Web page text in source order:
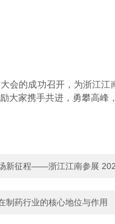
的成功召开，为浙江江
大家携手共进，勇攀高峰
新征程——浙江江南参展
制药行业的核心地位与作用